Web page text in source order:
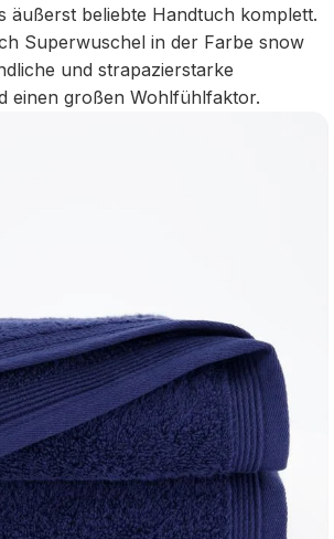
äußerst beliebte Handtuch komplett.
Superwuschel in der Farbe snow
und strapazierstarke
einen großen Wohlfühlfaktor.